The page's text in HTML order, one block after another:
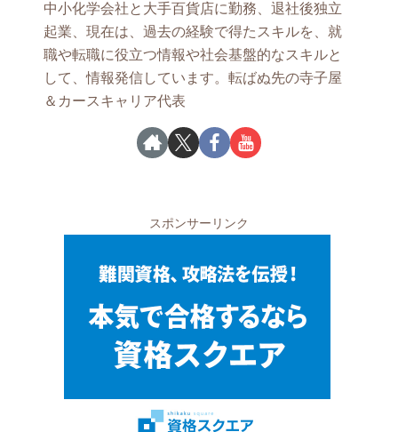
中小化学会社と大手百貨店に勤務、退社後独立
起業、現在は、過去の経験で得たスキルを、就
職や転職に役立つ情報や社会基盤的なスキルと
して、情報発信しています。転ばぬ先の寺子屋
＆カースキャリア代表
スポンサーリンク